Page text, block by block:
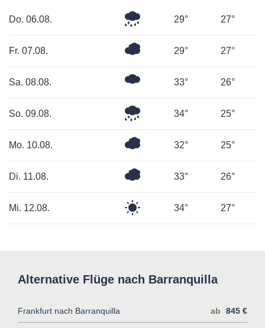
Do. 06.08.
Mäßiger29° 27°
Fr. 07.08. 29° 27°
Sa. 08.08. 33° 26°
So. 09.08. 34° 25°
Mo. 10.08. 32° 25°
Di. 11.08.
Überwiegend
33° 26°
Mi. 12.08. 34° 27°
Alternative Flüge nach Barranquilla
Frankfurt nach Barranquilla ab 845 €